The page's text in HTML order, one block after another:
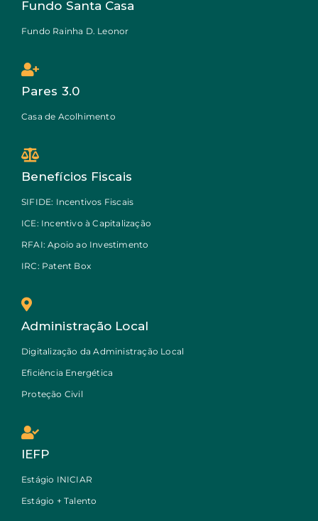
Fundo Santa Casa
Fundo Rainha D. Leonor
Pares 3.0
Casa de Acolhimento
Benefícios Fiscais
SIFIDE: Incentivos Fiscais
ICE: Incentivo à Capitalização
RFAI: Apoio ao Investimento
IRC: Patent Box
Administração Local
Digitalização da Administração Local
Eficiência Energética
Proteção Civil
IEFP
Estágio INICIAR
Estágio + Talento